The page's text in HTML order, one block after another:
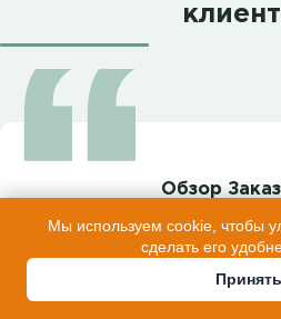
Обзор
любовью к
По голосу слышно – эту
всей душой!
Мы используем cookie, чтобы
сделать его
Принять